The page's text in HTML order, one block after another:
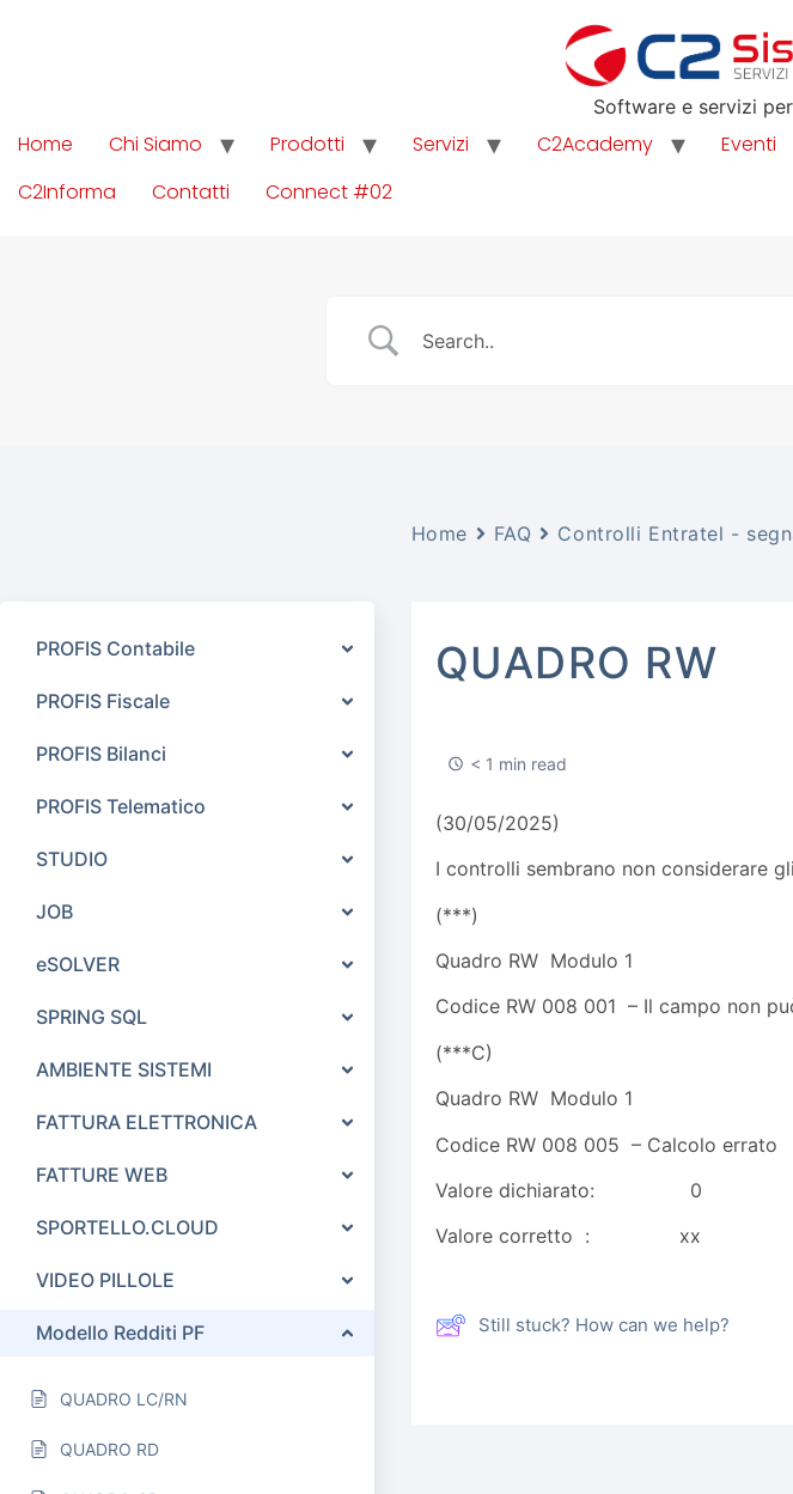
Software e servizi
Home Chi Siamo Prodotti Servizi C2Academy Eventi
C2Informa
Contatti Connect #02
PROFIS Contabile
PROFIS Fiscale
PROFIS Bilanci
PROFIS Telematico
STUDIO
JOB
eSOLVER
SPRING SQL
AMBIENTE SISTEMI
FATTURA ELETTRONICA
FATTURE WEB
SPORTELLO.CLOUD
VIDEO PILLOLE
Modello Redditi PF
QUADRO LC/RN
QUADRO RD
Home FAQ Controlli Entratel -
QUADRO RW
< 1 min read
(30/05/2025)
I controlli sembrano non considerare
(***)
Quadro RW Modulo 1
Codice RW 008 001 – Il campo non
(***C)
Quadro RW Modulo 1
Codice RW 008 005 – Calcolo errato
Valore dichiarato: 0
Valore corretto : xx
Still stuck? How can we help?